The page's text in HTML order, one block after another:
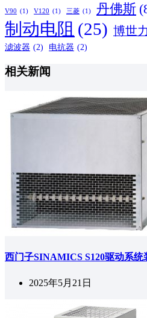
V90 (1) V120 (1) 三菱 (1) 丹佛斯
制动电阻 (25) 博世
滤波器 (2) 电抗器 (2)
相关新闻
西门子SINAMICS S120驱动系统
2025年5月21日